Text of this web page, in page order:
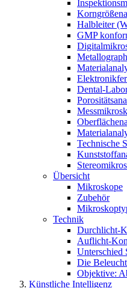
Halbleiter
GMP
Dental-
Technische
Übersicht
Mikroskope
Zubehör
Technik
Durchlicht-
Auflicht-
Unterschied
Die
Objektive:
Künstliche Intelligenz